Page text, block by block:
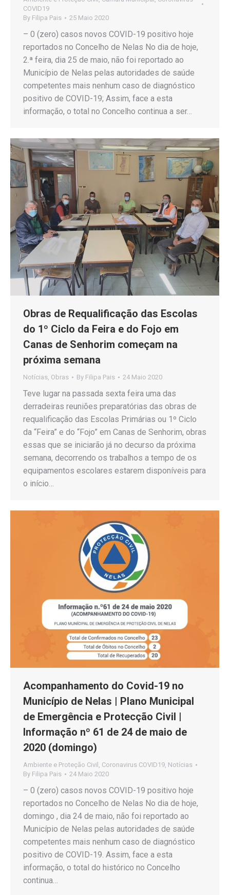
COVID19
By Filipa Pais 25 Maio 2020
– 0 (zero) casos novos COVID-19 positivo hoje
reportados no Concelho de Nelas No dia de hoje,
2.ª feira, dia 25 de maio, não foi reportado ao
Município de Nelas pelas autoridades de saúde
competentes mais nenhum caso de diagnóstico
positivo de COVID-19; Assim, face a esta
informação, o total no Concelho continua a ser…
Obras de Requalificação das Escolas
do 1º Ciclo da Feira e do Fojo em
Canas de Senhorim começam na
próxima semana
Notícias Obras By Filipa Pais 24 Maio 2020
Teve lugar na passada sexta feira uma das
derradeiras reuniões preparatórias das obras de
requalificação das Escolas Primárias ou 1º Ciclo
da “Feira” e do “Fojo” em Canas de Senhorim, obras
essas que se iniciarão já no decurso da próxima
semana, decorrendo os trabalhos a tempo de os
equipamentos escolares estarem disponíveis para
o início…
Acompanhamento do Covid-19 no
Município de Nelas | Plano Municipal
de Emergência e Protecção Civil |
Informação nº 61 de 24 de maio de
2020 (domingo)
Ambiente e Proteção Civil Coronavirus COVID19 Notícias
By Filipa Pais 24 Maio 2020
– 0 (zero) casos novos COVID-19 positivo hoje
reportados no Concelho de Nelas No dia de hoje,
domingo , dia 24 de maio, não foi reportado ao
Município de Nelas pelas autoridades de saúde
competentes mais nenhum caso de diagnóstico
positivo de COVID-19. Assim, face a esta
informação, o total do histórico no Concelho
continua…